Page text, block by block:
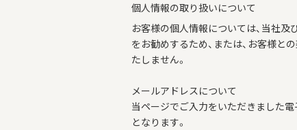
個人情報の取り扱いについて
お客様の個人情報については、当社及
をお勧めするため、または、お客様と
たしません。
メールアドレスについて
当ページでご入力をいただきました
となります。